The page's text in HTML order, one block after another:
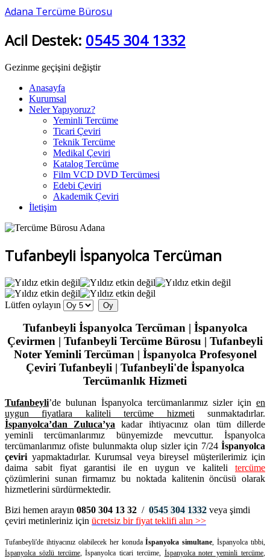
Adana Tercüme Bürosu
Acil Destek: 0545 304 1332
Gezinme geçişini değiştir
Anasayfa
Kurumsal
Neler Yapıyoruz?
Yeminli Tercüme
Ticari Çeviri
Teknik Tercüme
Medikal Çeviri
Katalog Tercüme
Film VCD DVD Tercümesi
Edebi Çeviri
Akademik Çeviri
İletişim
Tufanbeyli İspanyolca Tercüman
Lütfen oylayın
Tufanbeyli İspanyolca Tercüman | İspanyolca
Çevirmen | Tufanbeyli Tercüme Bürosu | Tufanbeyli
Noter Yeminli Tercüman | İspanyolca Profesyonel
Çeviri Tufanbeyli | Tufanbeyli'de İspanyolca
Tercümanlık Hizmeti
Tufanbeyli’de bulunan İspanyolca tercümanlarımız sizler için en
uygun fiyatlara kalitelitercüme hizmeti sunmaktadırlar.
İspanyolca’dan
Zuluca’ya kadar ihtiyacınız olan tüm dillerde
yeminli tercümanlarımız bünyemizde mevcuttur. İspanyolca
tercümanlarımız ofiste bulunmakta olup sizler için 7/24 İspanyolca
çeviri yapmaktadırlar. Kurumsal veya bireysel müşterilerimiz için
daima sabit fiyat garantisi ile en uygun ve kaliteli tercüme
çözümlerini sunan firmamız bu noktada kalitenin öncüsü olarak
hizmetlerini sürdürmektedir.
Bizi hemen arayın 0850 304 13 32 / 0545 304 1332 veya şimdi
çeviri metinleriniz için ücretsiz bir fiyat teklifi alın >>
Tufanbeyli'de ihtiyacınız olabilecek her konudaİspanyolca simultane , İspanyolca tıbbi,
İspanyolca sözlü tercüme, İspanyolca ticari tercüme, İspanyolca noter yeminli tercüme